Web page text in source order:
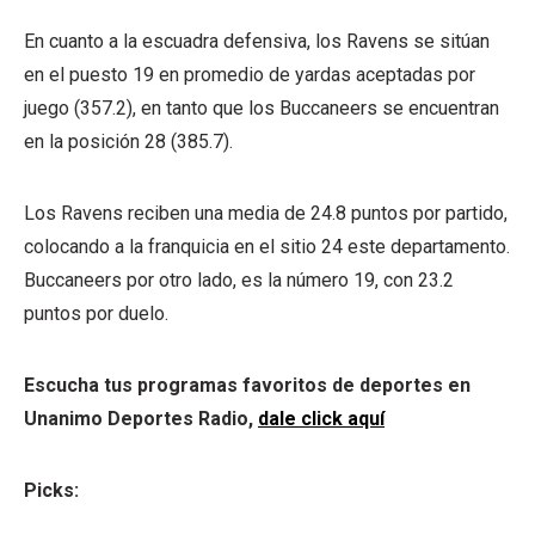
En cuanto a la escuadra defensiva, los Ravens se sitúan
en el puesto 19 en promedio de yardas aceptadas por
juego (357.2), en tanto que los Buccaneers se encuentran
en la posición 28 (385.7).
Los Ravens reciben una media de 24.8 puntos por partido,
colocando a la franquicia en el sitio 24 este departamento.
Buccaneers por otro lado, es la número 19, con 23.2
puntos por duelo.
Escucha tus programas favoritos de deportes en
Unanimo Deportes Radio, dale click aquí
Picks: